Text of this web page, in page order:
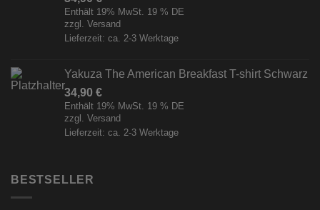
Enthält 19% MwSt. 19 % DE
zzgl. Versand
Lieferzeit: ca. 2-3 Werktage
Yakuza The American Breakfast T-shirt Schwarz
34,90 €
Enthält 19% MwSt. 19 % DE
zzgl. Versand
Lieferzeit: ca. 2-3 Werktage
BESTSELLER